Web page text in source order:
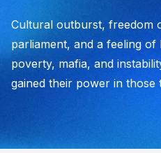
Cultural outburst, freedom
parliament, and a feeling
poverty, mafia, and
gained their power in those